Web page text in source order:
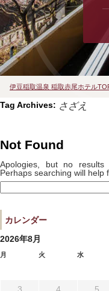
アクセス
伊豆稲取温泉 稲取赤尾ホテル
Tag Archives: さざえ
Not Found
Apologies, but no
Perhaps searching will help
索:
カレンダー
2026年8月
月 火 水